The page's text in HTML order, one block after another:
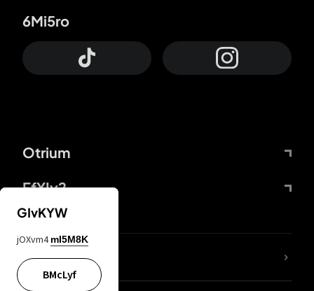
Otrium
FfYIy2
6Mi5ro
ZbBJcb
GIvKYW
jOXvm4 mI5M8K
BMcLyf